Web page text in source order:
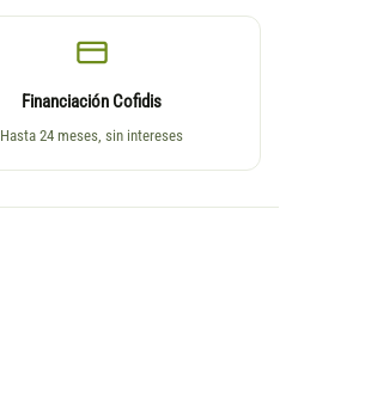
Financiación Cofidis
Hasta 24 meses, sin intereses